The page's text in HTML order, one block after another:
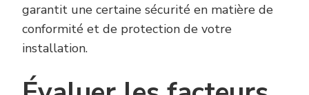
garantit une certaine sécurité en matière de
conformité et de protection de votre
installation.